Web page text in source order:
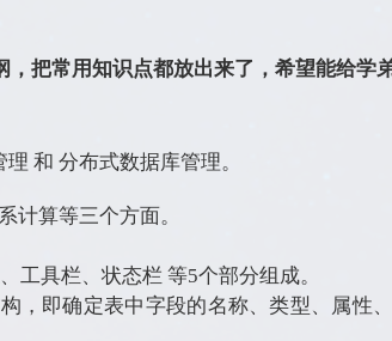
把常用知识点都放出来了，希望能给学
和 分布式数据库管理。
计算等三个方面。
工具栏、状态栏 等5个部分组成。
，即确定表中字段的名称、类型、属性、